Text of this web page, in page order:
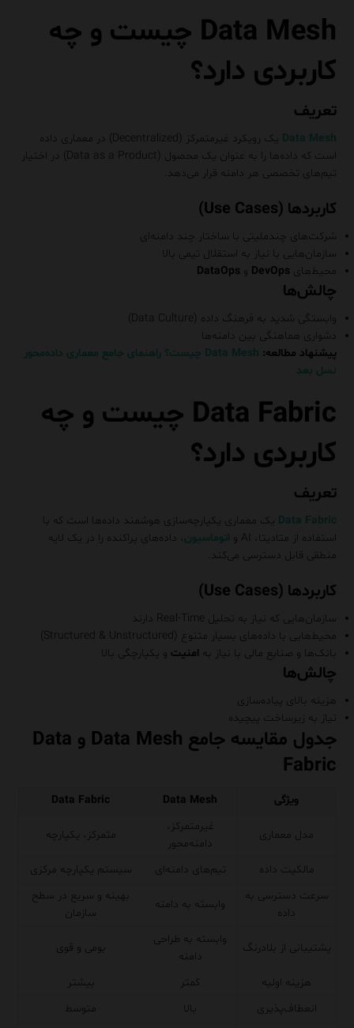
Data Mesh چیست و چه
کاربردی دارد؟
تعریف
Data Mesh
یک رویکرد غیرمتمرکز (Decentralized) در معماری داده
است که داده‌ها را به عنوان یک محصول (Data as a Product) در اختیار
تیم‌های تخصصی هر دامنه قرار می‌دهد.
کاربردها (Use Cases)
شرکت‌های چندملیتی با ساختار چند دامنه‌ای
سازمان‌هایی با نیاز به استقلال تیمی بالا
محیط‌های DevOps و DataOps
چالش‌ها
وابستگی شدید به فرهنگ داده (Data Culture)
دشواری هماهنگی بین دامنه‌ها
پیشنهاد مطالعه:
Data Mesh چیست؟ راهنمای جامع معماری داده‌محور
نسل بعد
Data Fabric چیست و چه
کاربردی دارد؟
تعریف
Data Fabric یک معماری یکپارچه‌سازی هوشمند داده‌ها است که با
استفاده از متادیتا، AI و
اتوماسیون، داده‌های پراکنده را در یک لایه
منطقی قابل دسترسی می‌کند.
کاربردها (Use Cases)
سازمان‌هایی که نیاز به تحلیل Real-Time دارند
محیط‌هایی با داده‌های بسیار متنوع (Structured & Unstructured)
بانک‌ها و صنایع مالی با نیاز به امنیت و یکپارچگی بالا
چالش‌ها
هزینه بالای پیاده‌سازی
نیاز به زیرساخت پیچیده
جدول مقایسه جامع Data Mesh و Data
Fabric
ویژگی Data Mesh
Data Fabric
مدل معماری
غیرمتمرکز،
دامنه‌محور
متمرکز، یکپارچه
مالکیت داده تیم‌های دامنه‌ای
سیستم یکپارچه مرکزی
سرعت دسترسی به
داده
وابسته به دامنه
بهینه و سریع در سطح
سازمان
پشتیبانی از بلادرنگ
وابسته به طراحی
دامنه
بومی و قوی
هزینه اولیه کمتر
بیشتر
انعطاف‌پذیری
بالا
متوسط